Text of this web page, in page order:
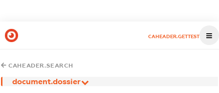
CAHEADER.GETTEST
CAHEADER.SEARCH
document.dossier